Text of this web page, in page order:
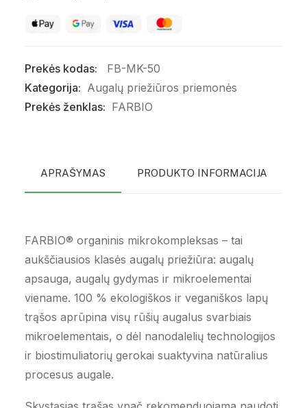
Prekės kodas:
FB-MK-50
Kategorija: Augalų priežiūros priemonės
Prekės ženklas: FARBIO
APRAŠYMAS PRODUKTO INFORMACIJA
FARBIO® organinis mikrokompleksas – tai
aukščiausios klasės augalų priežiūra: augalų
apsauga, augalų gydymas ir mikroelementai
viename. 100 % ekologiškos ir veganiškos lapų
trąšos aprūpina visų rūšių augalus svarbiais
mikroelementais, o dėl nanodalelių technologijos
ir biostimuliatorių gerokai suaktyvina natūralius
procesus augale.